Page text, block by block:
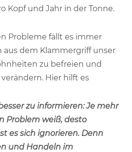
Kopf und Jahr in der Tonne.
Probleme fällt es immer
aus dem Klammergriff unser
zu befreien und
Hier hilft es
zu informieren: Je mehr
Problem weiß, desto
es sich ignorieren. Denn
und Handeln im